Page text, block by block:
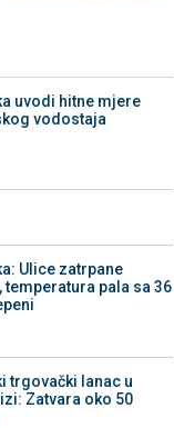
uvodi hitne mjere
vodostaja
Ulice zatrpane
temperatura pala sa 36
trgovački lanac u
Zatvara oko 50